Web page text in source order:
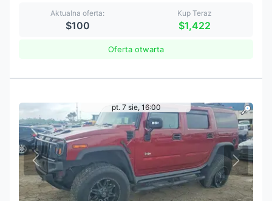
Aktualna oferta:
$100
Kup Teraz
$1,422
Oferta otwarta
pt. 7 sie, 16:00